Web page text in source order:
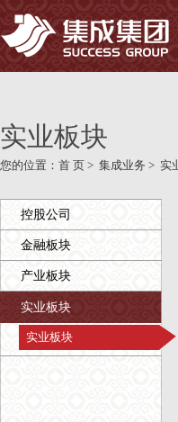
实业板块
您的位置： 首 页 > 集成业务 > 实
控股公司
金融板块
产业板块
实业板块
实业板块